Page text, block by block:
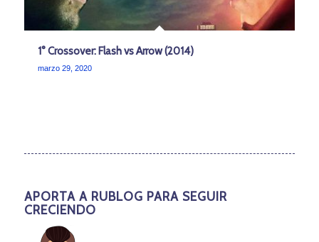
1° Crossover: Flash vs Arrow (2014)
marzo 29, 2020
APORTA A RUBLOG PARA SEGUIR
CRECIENDO